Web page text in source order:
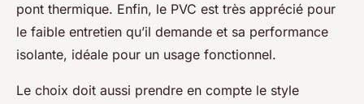
pont thermique. Enfin, le PVC est très apprécié pour
le faible entretien qu’il demande et sa performance
isolante, idéale pour un usage fonctionnel.
Le choix doit aussi prendre en compte le style